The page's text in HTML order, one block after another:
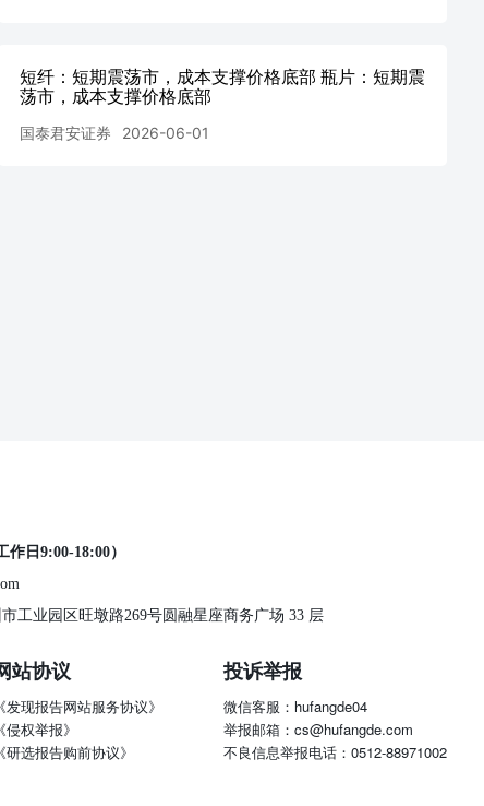
短纤：短期震荡市，成本支撑价格底部 瓶片：短期震
荡市，成本支撑价格底部
国泰君安证券 2026-06-01
作日9:00-18:00）
工业园区旺墩路269号圆融星座商务广场 33 层
站协议
《发现报告网站服务协议》
《侵权举报》
《研选报告购前协议》
投诉举报
微信客服：hufangde04
举报邮箱：cs@hufangde.com
不良信息举报电话：0512-88971002